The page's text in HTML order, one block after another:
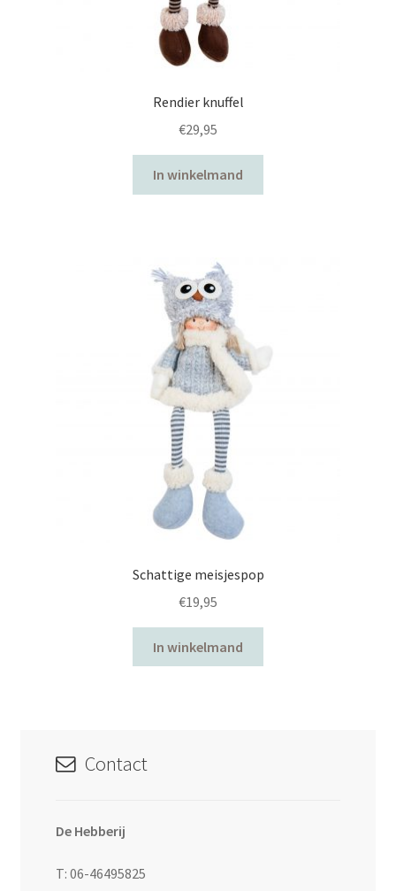
Rendier knuffel
€29,95
In winkelmand
Schattige meisjespop
€19,95
In winkelmand
Contact
De Hebberij
T: 06-46495825